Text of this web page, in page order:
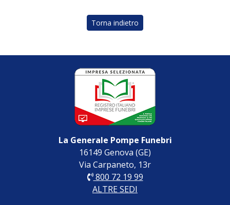
Torna indietro
La Generale Pompe Funebri
16149 Genova (GE)
Via Carpaneto, 13r
800 72 19 99
ALTRE SEDI